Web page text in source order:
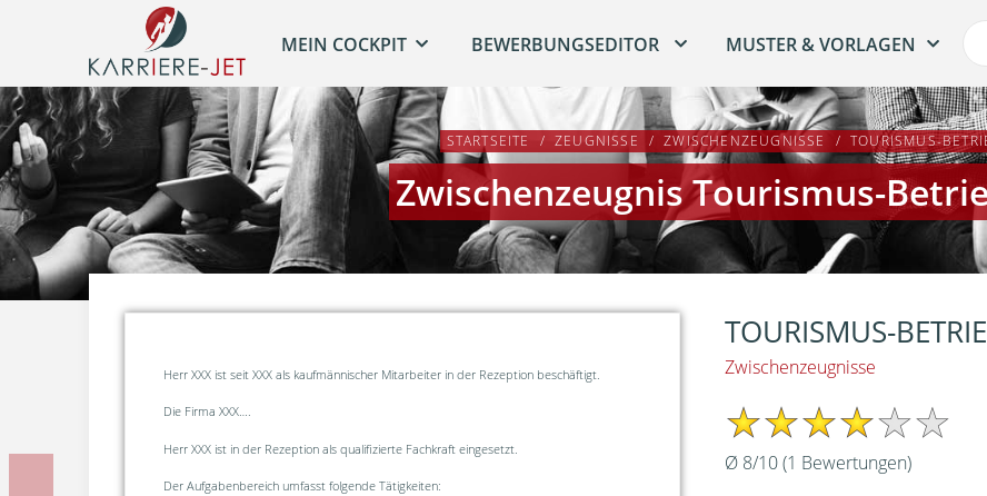
MEIN COCKPIT BEWERBUNGSEDITOR MUSTER & VORLAGEN
STARTSEITE ZEUGNISSE ZWISCHENZEUGNISSE TOURISMUS-
Zwischenzeugnis Tourismus-
TOURISMUS-
Zwischenzeugnisse
Ø 8/10(1 Bewertungen)
Herr XXX ist seit XXX als kaufmännischer Mitarbeiter in der Rezeption beschäftigt.
Die Firma XXX….
Herr XXX ist in der Rezeption als qualifizierte Fachkraft eingesetzt.
Der Aufgabenbereich umfasst folgende Tätigkeiten: